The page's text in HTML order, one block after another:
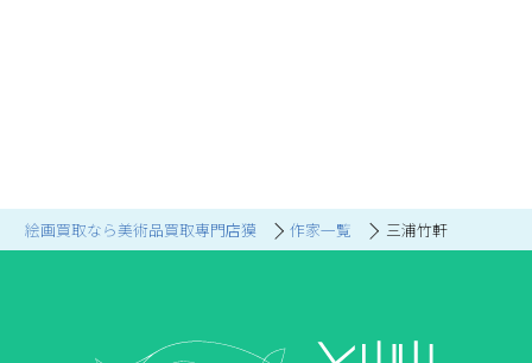
絵画買取なら美術品買取専門店獏 作家一覧 三浦竹軒